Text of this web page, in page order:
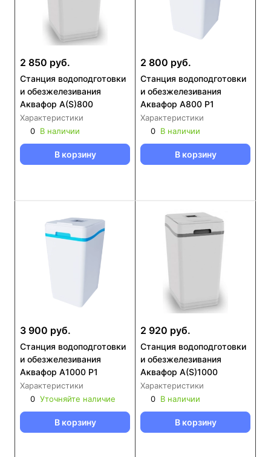
2 850 руб.
Станция водоподготовки
и обезжелезивания
Аквафор A(S)800
Характеристики
0 В наличии
В корзину
2 800 руб.
Станция водоподготовки
и обезжелезивания
Аквафор A800 P1
Характеристики
0 В наличии
В корзину
3 900 руб.
Станция водоподготовки
и обезжелезивания
Аквафор A1000 P1
Характеристики
0 Уточняйте наличие
В корзину
2 920 руб.
Станция водоподготовки
и обезжелезивания
Аквафор A(S)1000
Характеристики
0 В наличии
В корзину